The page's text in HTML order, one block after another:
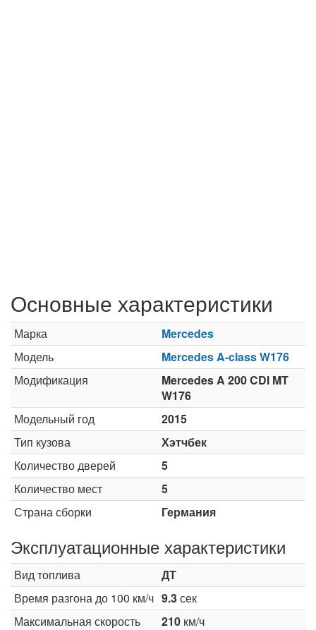
Основные характеристики
Марка
Mercedes
Модель
Mercedes A-class W176
Модификация
Mercedes A 200 CDI MT
W176
Модельный год
2015
Тип кузова
Хэтчбек
Количество дверей
5
Количество мест
5
Страна сборки
Германия
Эксплуатационные характеристики
Вид топлива
ДТ
Время разгона до 100 км/ч 9.3сек
Максимальная скорость
210 км/ч